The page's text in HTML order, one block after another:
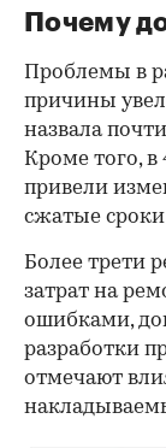
Почему
Проблемы в
причины
назвала
Кроме того,
привели
сжатые
Более трети
затрат на
ошибками,
разработки
отмечают